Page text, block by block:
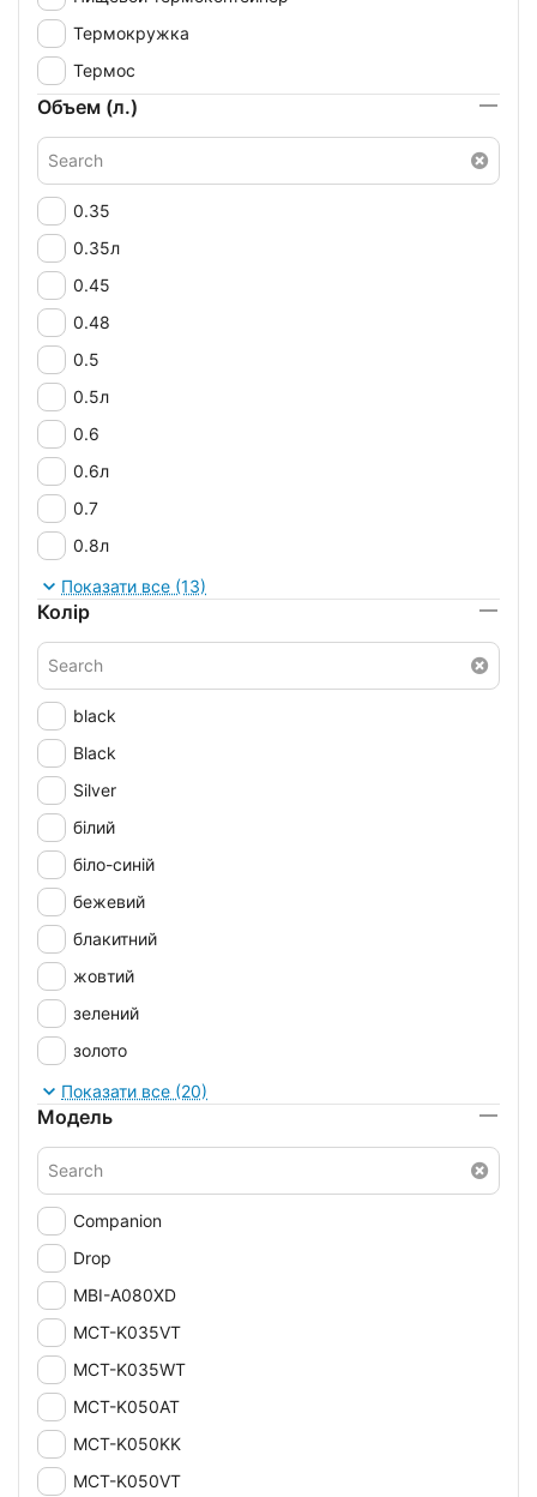
Термокружка
Термос
Объем (л.)
0.35
0.35л
0.45
0.48
0.5
0.5л
0.6
0.6л
0.7
0.8л
0.9
1.23
1.27
Показати все (13)
Колір
black
Black
Silver
білий
біло-синій
бежевий
блакитний
жовтий
зелений
золото
різнобарвний
рожевий
розовий
сірий
серебро
синій
Показати все (20)
Модель
Companion
Drop
MBI-A080XD
MCT-K035VT
MCT-K035WT
MCT-K050AT
MCT-K050KK
MCT-K050VT